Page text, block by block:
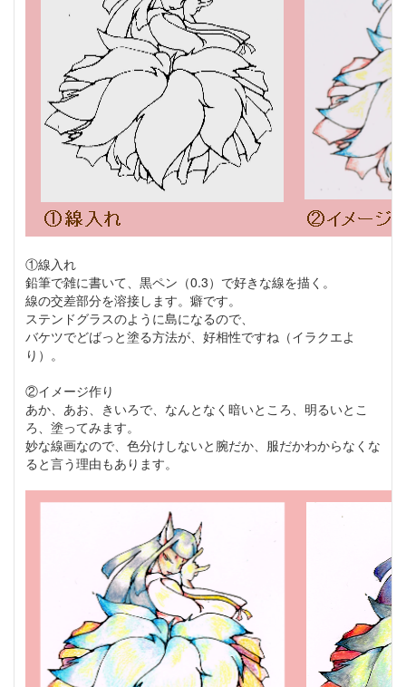
①線入れ
鉛筆で雑に書いて、黒ペン（0.3）で好きな線を描く。
線の交差部分を溶接します。癖です。
ステンドグラスのように島になるので、
バケツでどばっと塗る方法が、好相性ですね（イラクエよ
り）。
②イメージ作り
あか、あお、きいろで、なんとなく暗いところ、明るいとこ
ろ、塗ってみます。
妙な線画なので、色分けしないと腕だか、服だかわからなくな
ると言う理由もあります。